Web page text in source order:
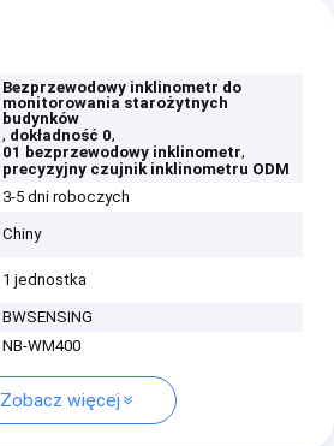
Bezprzewodowy inklinometr do
monitorowania starożytnych
budynków
, dokładność 0,
01 bezprzewodowy inklinometr,
precyzyjny czujnik inklinometru ODM
3-5 dni roboczych
Chiny
1 jednostka
BWSENSING
NB-WM400
Zobacz więcej